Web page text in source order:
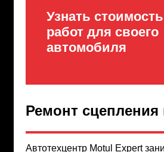
Узнать стоимость
работ для своего
автомобиля
Ремонт
Автотехцентр Motul Expert